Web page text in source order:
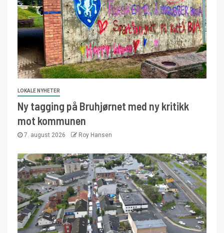
LOKALE NYHETER
Ny tagging på Bruhjørnet med ny kritikk
mot kommunen
7. august 2026 Roy Hansen